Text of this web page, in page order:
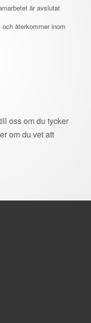
är avslutat
återkommer inom
oss om du tycker
om du vet att